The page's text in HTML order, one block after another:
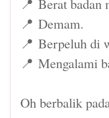
📍 Berat badan
📍 Demam.
📍 Berpeluh di
📍 Mengalami
Oh berbalik